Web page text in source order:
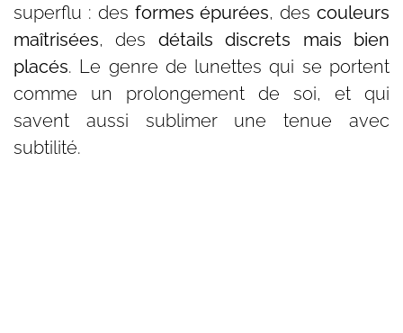
superflu : des formes épurées, descouleurs
maîtrisées, des détails discrets mais bien
placés. Le genre de lunettes qui se portent
comme un prolongement de soi, et qui
savent aussi sublimer une tenue avec
subtilité.